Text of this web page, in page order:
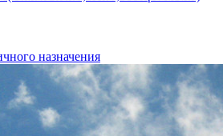
назначения